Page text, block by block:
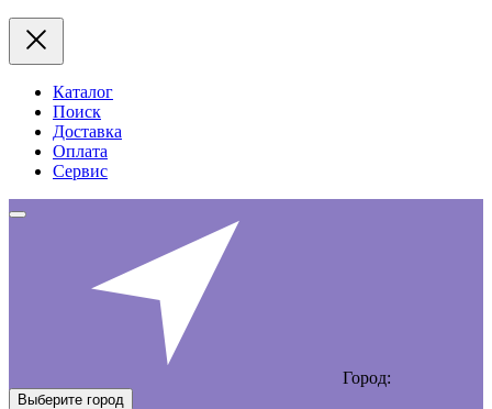
Каталог
Поиск
Доставка
Оплата
Сервис
Город:
Выберите город